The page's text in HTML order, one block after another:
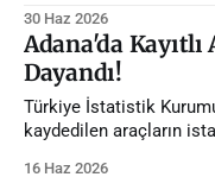
30 Haz 2026
Adana'da Kayıtlı
Dayandı!
Türkiye İstatistik
kaydedilen araçların
16 Haz 2026